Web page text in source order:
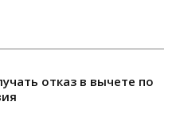
отказ в вычете по